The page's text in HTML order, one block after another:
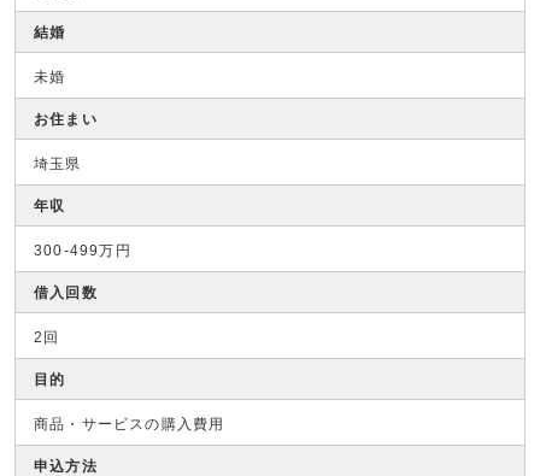
結婚
未婚
お住まい
埼玉県
年収
300-499万円
借入回数
2回
目的
商品・サービスの購入費用
申込方法